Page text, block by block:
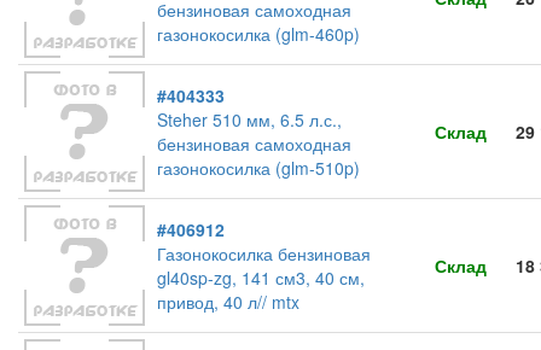
бензиновая самоходная
газонокосилка (glm-460p)
#404333
Steher 510 мм, 6.5 л.с.,
бензиновая самоходная
газонокосилка (glm-510p)
Склад 29
#406912
Газонокосилка бензиновая
gl40sp-zg, 141 см3, 40 см,
привод, 40 л// mtx
Склад 18